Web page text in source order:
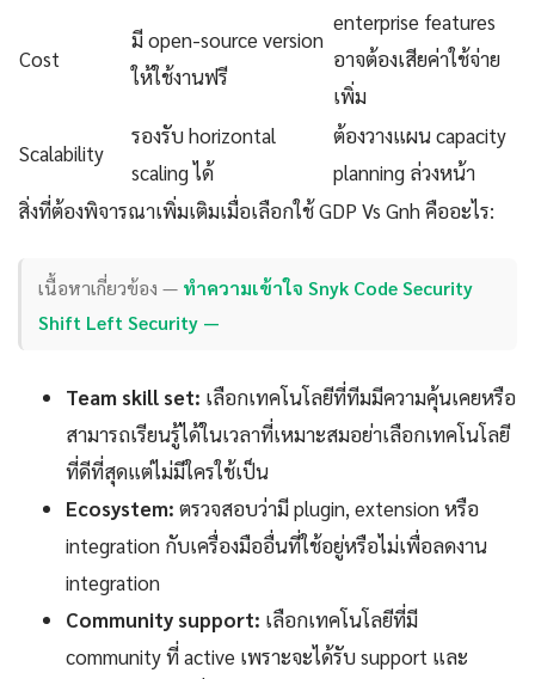
Cost
มี open-source version
ให้ใช้งานฟรี
enterprise features
อาจต้องเสียค่าใช้จ่าย
เพิ่ม
Scalability
รองรับ horizontal
scaling ได้
ต้องวางแผน capacity
planning ล่วงหน้า
สิ่งที่ต้องพิจารณาเพิ่มเติมเมื่อเลือกใช้ GDP Vs Gnh คืออะไร:
เนื้อหาเกี่ยวข้อง — ทำความเข้าใจ Snyk Code Security
Shift Left Security —
Team skill set: เลือกเทคโนโลยีที่ทีมมีความคุ้นเคยหรือ
สามารถเรียนรู้ได้ในเวลาที่เหมาะสมอย่าเลือกเทคโนโลยี
ที่ดีที่สุดแต่ไม่มีใครใช้เป็น
Ecosystem: ตรวจสอบว่ามี plugin, extension หรือ
integration กับเครื่องมืออื่นที่ใช้อยู่หรือไม่เพื่อลดงาน
integration
Community support: เลือกเทคโนโลยีที่มี
community ที่ active เพราะจะได้รับ support และ